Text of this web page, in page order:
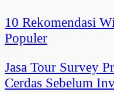
10 Rekomendasi
Populer
Jasa Tour Survey
Cerdas Sebelum